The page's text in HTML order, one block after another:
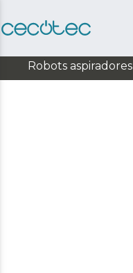
Robots aspiradores